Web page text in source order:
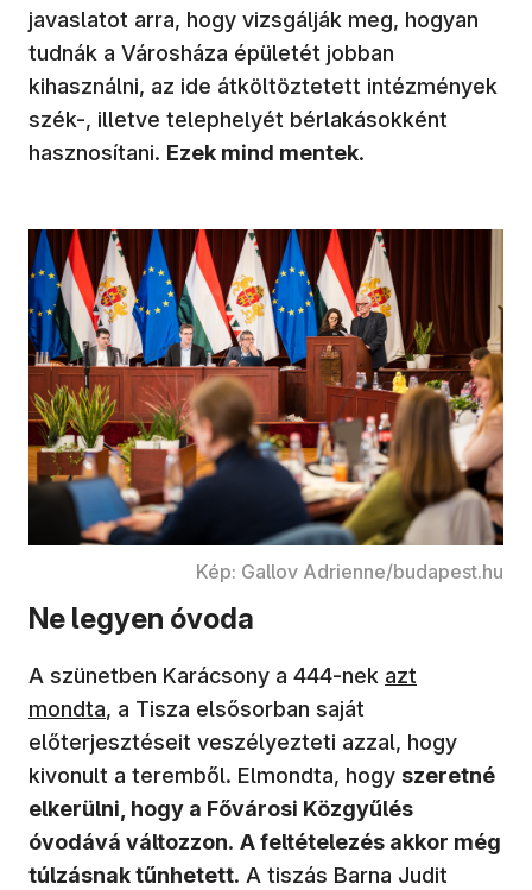
javaslatot arra, hogy vizsgálják meg, hogyan
tudnák a Városháza épületét jobban
kihasználni, az ide átköltöztetett intézmények
szék-, illetve telephelyét bérlakásokként
hasznosítani. Ezek mind mentek.
Kép: Gallov Adrienne/budapest.hu
Ne legyen óvoda
A szünetben Karácsony a 444-nek (új ablakban
azt
mondta, a Tisza elsősorban saját
előterjesztéseit veszélyezteti azzal, hogy
kivonult a teremből. Elmondta, hogy szeretné
elkerülni, hogy a Fővárosi Közgyűlés
óvodává változzon. A feltételezés akkor még
túlzásnak tűnhetett. A tiszás Barna Judit